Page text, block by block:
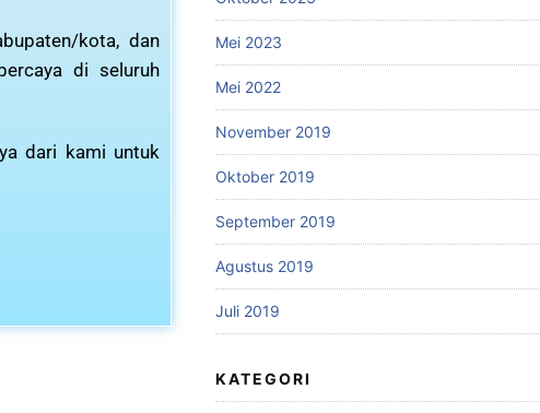
kota, dan
di seluruh
dari kami untuk
Mei 2023
Mei 2022
November 2019
Oktober 2019
September 2019
Agustus 2019
Juli 2019
KATEGORI